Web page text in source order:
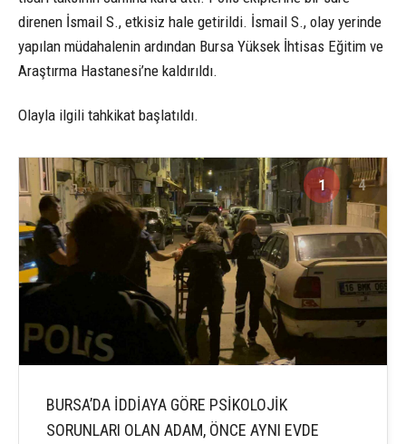
direnen İsmail S., etkisiz hale getirildi. İsmail S., olay yerinde
yapılan müdahalenin ardından Bursa Yüksek İhtisas Eğitim ve
Araştırma Hastanesi’ne kaldırıldı.
Olayla ilgili tahkikat başlatıldı.
1 4
BURSA’DA İDDİAYA GÖRE PSİKOLOJİK
SORUNLARI OLAN ADAM, ÖNCE AYNI EVDE